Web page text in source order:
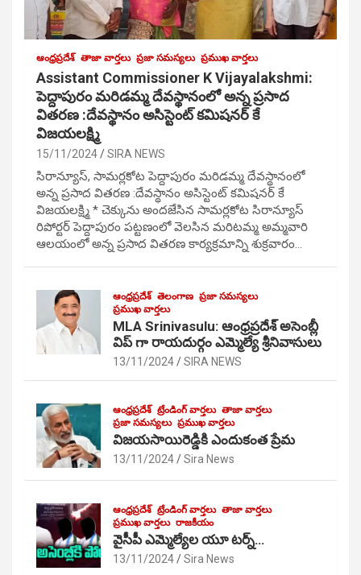
ఆంధ్రప్రదేశ్ తాజా వార్తలు ప్రజా సమస్యలు ప్రముఖ వార్తలు
Assistant Commissioner K Vijayalakshmi:
పెద్దాపురం మరిడమ్మ దేవస్థానంలో అన్న ప్రసాద
వితరణ :దేవస్థానం అసిస్టెంట్ కమిషనర్ కే
విజయలక్ష్మి
15/11/2024 SIRA NEWS
సిరాన్యూస్, సామర్లకోట పెద్దాపురం మరిడమ్మ దేవస్థానంలో
అన్న ప్రసాద వితరణ :దేవస్థానం అసిస్టెంట్ కమిషనర్ కే
విజయలక్ష్మి * చెక్కును అందజేసిన సామర్లకోట సిరాన్యూస్
రిపోర్టర్ పెద్దాపురం పట్టణంలో వెలసిన మరిటమ్మ అమ్మవారి
ఆలయంలో అన్న ప్రసాద వితరణ కార్యక్రమాన్ని శుక్రవారం…
ఆంధ్రప్రదేశ్ తెలంగాణ ప్రజా సమస్యలు
ప్రముఖ వార్తలు
MLA Srinivasulu: ఆంధ్రప్రదేశ్ అసెంబ్లీ
విప్ గా రాయదుర్గం ఎమ్మెల్యే శ్రీనివాసులు
13/11/2024 SIRA NEWS
ఆంధ్రప్రదేశ్ ట్రేండింగ్ వార్తలు తాజా వార్తలు
ప్రజా సమస్యలు ప్రముఖ వార్తలు
విజయసాయిరెడ్డికి ఎందుకంత ప్రేమ
13/11/2024 Sira News
ఆంధ్రప్రదేశ్ ట్రేండింగ్ వార్తలు తాజా వార్తలు
ప్రముఖ వార్తలు రాజకీయం
వైసీపీ ఎమ్మెల్యేల యూ టర్న్…
13/11/2024 Sira News